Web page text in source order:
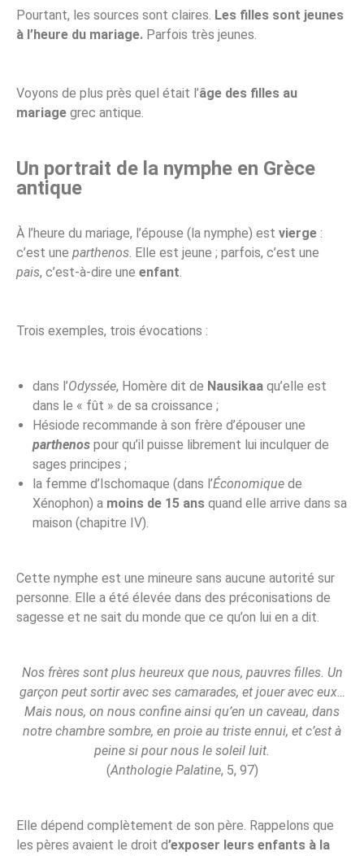
Pourtant, les sources sont claires. Les filles sont jeunes
à l’heure du mariage. Parfois très jeunes.
Voyons de plus près quel était l’âge des filles au
mariage grec antique.
Un portrait de la nymphe en Grèce
antique
À l’heure du mariage, l’épouse (la nymphe) est vierge :
c’est une parthenos. Elle est jeune ; parfois, c’est une
pais, c’est-à-dire une enfant.
Trois exemples, trois évocations :
dans l’Odyssée, Homère dit de Nausikaa qu’elle est
dans le « fût » de sa croissance ;
Hésiode recommande à son frère d’épouser une
parthenos pour qu’il puisse librement lui inculquer de
sages principes ;
la femme d’Ischomaque (dans l’Économique de
Xénophon) a moins de 15 ans quand elle arrive dans sa
maison (chapitre IV).
Cette nymphe est une mineure sans aucune autorité sur
personne. Elle a été élevée dans des préconisations de
sagesse et ne sait du monde que ce qu’on lui en a dit.
Nos frères sont plus heureux que nous, pauvres filles. Un
garçon peut sortir avec ses camarades, et jouer avec eux…
Mais nous, on nous confine ainsi qu’en un caveau, dans
notre chambre sombre, en proie au triste ennui, et c’est à
peine si pour nous le soleil luit.
(Anthologie Palatine, 5, 97)
Elle dépend complètement de son père. Rappelons que
les pères avaient le droit d’exposer leurs enfants à la